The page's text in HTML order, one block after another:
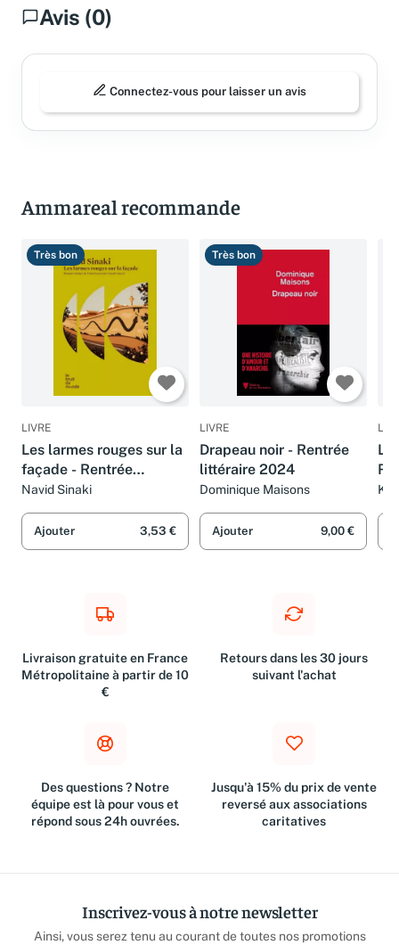
Avis (0)
Connectez-vous pour laisser un avis
Ammareal recommande
Très bon
LIVRE
Les larmes rouges sur la
façade - Rentrée
littéraire 2024
Navid Sinaki
Ajouter 3,53 €
Très bon
LIVRE
Drapeau noir - Rentrée
littéraire 2024
Dominique Maisons
Ajouter 9,00 €
La
Livraison gratuite en France
Métropolitaine à partir de 10
€
Retours dans les 30 jours
suivant l'achat
Des questions ? Notre
équipe est là pour vous et
répond sous 24h ouvrées.
Jusqu'à 15% du prix de vente
reversé aux associations
caritatives
Inscrivez-vous à notre newsletter
Ainsi, vous serez tenu au courant de toutes nos promotions